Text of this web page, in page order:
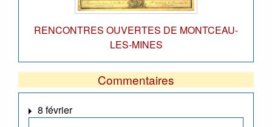
RENCONTRES OUVERTES DE MONTCEAU-
LES-MINES
Commentaires
8 février